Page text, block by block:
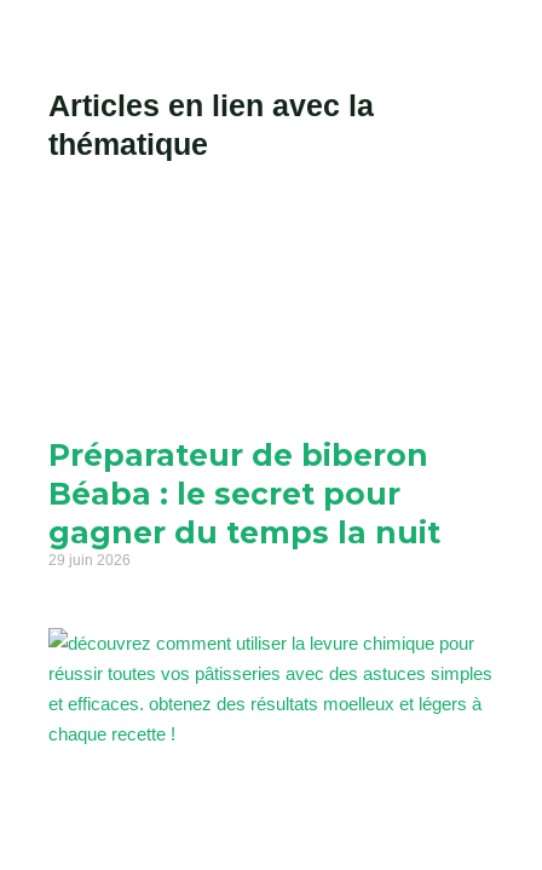
Articles en lien avec la
thématique
Préparateur de biberon
Béaba : le secret pour
gagner du temps la nuit
29 juin 2026